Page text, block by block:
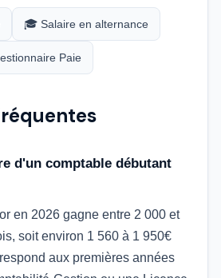
🎓 Salaire en alternance
Paie
d'un comptable débutant
en 2026 gagne entre 2 000 et
soit environ 1 560 à 1 950€
aux premières années